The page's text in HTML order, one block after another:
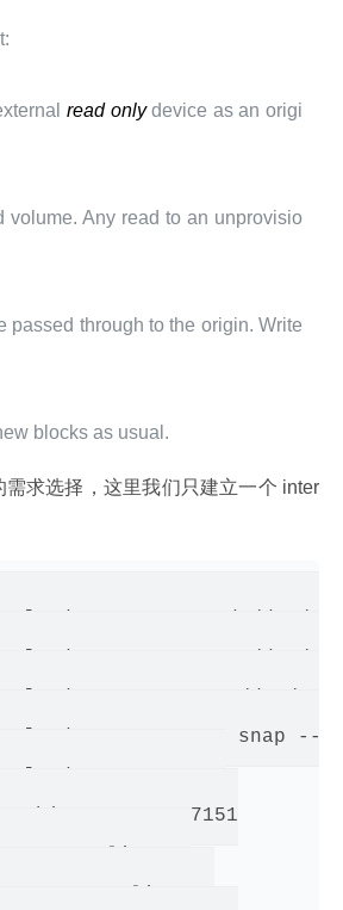
read only device as an origi
volume. Any read to an unprovisio
passed through to the origin. Write
blocks as usual.
求选择，这里我们只建立一个 inter
dmsetup create snap
thin 99840 2097151